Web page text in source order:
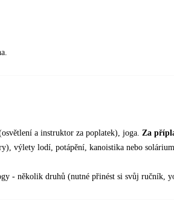
a instruktor za poplatek), joga. Za
výlety lodí, potápění, kanoistika nebo
- několik druhů (nutné přinést si svůj ručník,